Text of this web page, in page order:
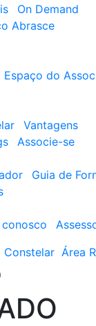
On Demand
Abrasce
Espaço do
Vantagens
Associe-se
Guia de
conosco
Constelar Área